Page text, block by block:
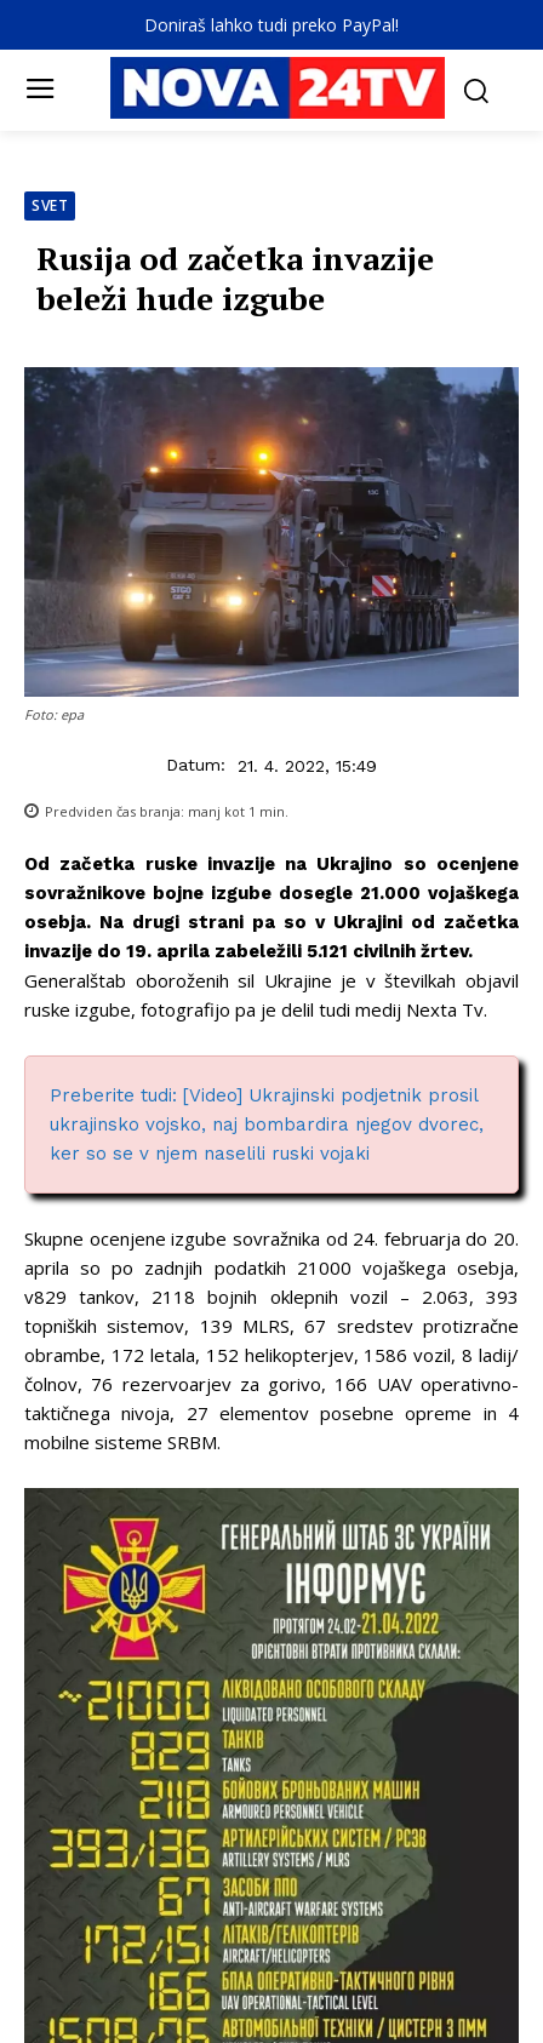
Doniraš lahko tudi preko PayPal!
SVET
Rusija od začetka invazije
beleži hude izgube
Foto: epa
Datum: 21. 4. 2022, 15:49
Predviden čas branja: manj kot 1 min.
Od začetka ruske invazije na Ukrajino so ocenjene
sovražnikove bojne izgube dosegle 21.000 vojaškega
osebja. Na drugi strani pa so v Ukrajini od začetka
invazije do 19. aprila zabeležili 5.121 civilnih žrtev.
Generalštab oboroženih sil Ukrajine je v številkah objavil
ruske izgube, fotografijo pa je delil tudi medij Nexta Tv.
Preberite tudi: [Video] Ukrajinski podjetnik prosil
ukrajinsko vojsko, naj bombardira njegov dvorec,
ker so se v njem naselili ruski vojaki
Skupne ocenjene izgube sovražnika od 24. februarja do 20.
aprila so po zadnjih podatkih 21000 vojaškega osebja,
v829 tankov, 2118 bojnih oklepnih vozil – 2.063, 393
topniških sistemov, 139 MLRS, 67 sredstev protizračne
obrambe, 172 letala, 152 helikopterjev, 1586 vozil, 8 ladij/
čolnov, 76 rezervoarjev za gorivo, 166 UAV operativno-
taktičnega nivoja, 27 elementov posebne opreme in 4
mobilne sisteme SRBM.